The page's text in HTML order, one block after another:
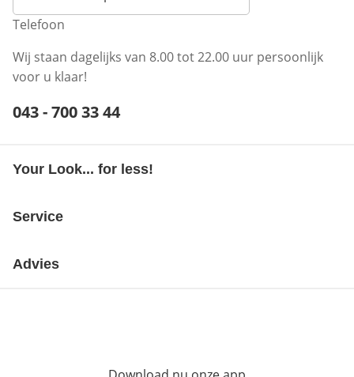
Telefoon
Wij staan dagelijks van 8.00 tot 22.00 uur persoonlijk
voor u klaar!
Telefoonnummer:
043 - 700 33 44
Your Look... for less!
Service
Advies